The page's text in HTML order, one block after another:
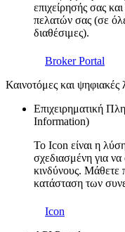
επιχείρησής σας
πελατών σας (σε
διαθέσιμες).
Broker Portal
Καινοτόμες και ψηφιακές
Επιχειρηματική
Information)
Το Icon είναι η
σχεδιασμένη για
κινδύνους. Μάθετε
κατάσταση των
Icon